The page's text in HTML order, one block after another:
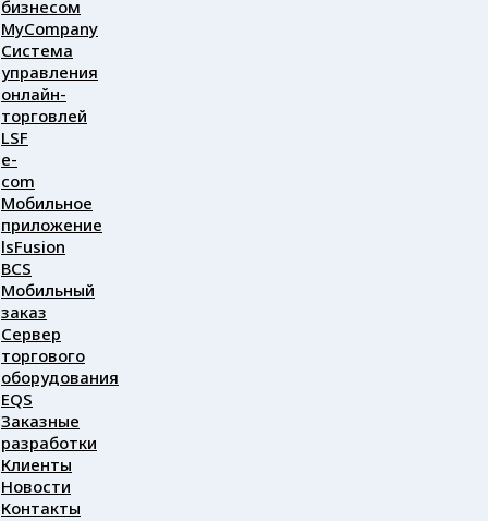
бизнесом
MyCompany
Система
управления
онлайн-
торговлей
LSF
e-
com
Мобильное
приложение
lsFusion
BCS
Мобильный
заказ
Сервер
торгового
оборудования
EQS
Заказные
разработки
Клиенты
Новости
Контакты